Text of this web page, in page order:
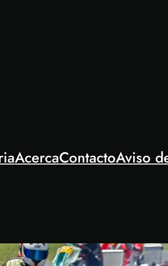
AcercaContactoAviso